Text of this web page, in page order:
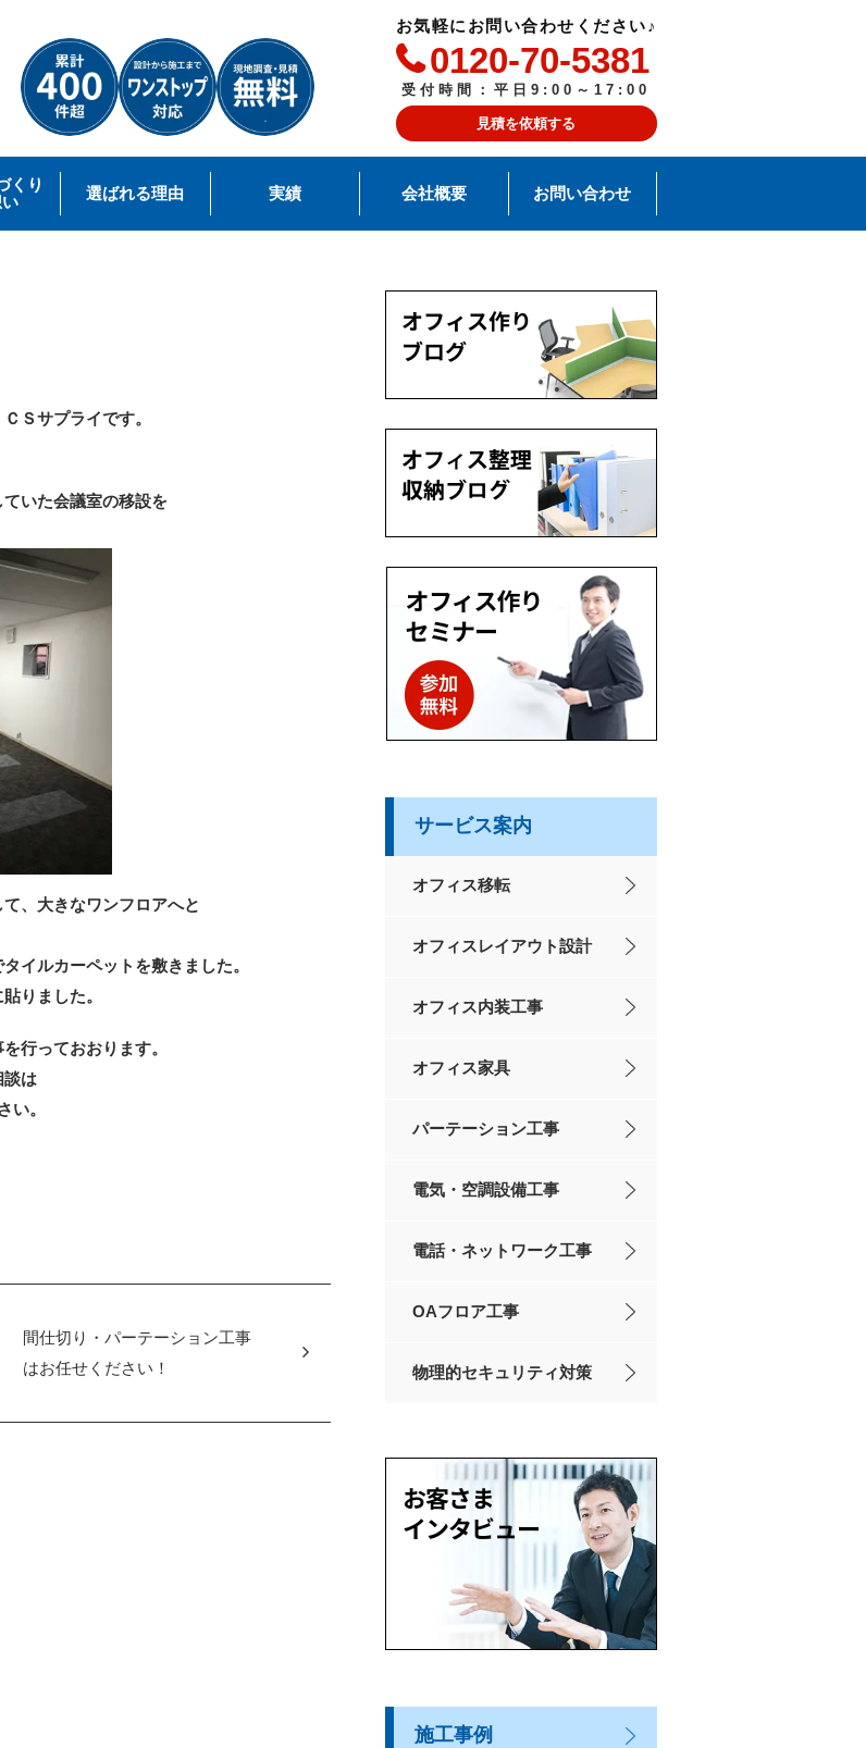
お気軽にお問い合わせください♪
0120-70-5381
受付時間：平日9:00～17:00
見積を依頼する
くり
選ばれる理由 実績 会社概要 お問い合わせ
Ｓサプライです。
いた会議室の移設を
、大きなワンフロアへと
イルカーペットを敷きました。
りました。
行っておおります。
談は
い。
間仕切り・パーテーション工事
はお任せください！
サービス案内
オフィス移転
オフィスレイアウト設計
オフィス内装工事
オフィス家具
パーテーション工事
電気・空調設備工事
電話・ネットワーク工事
OAフロア工事
物理的セキュリティ対策
施工事例